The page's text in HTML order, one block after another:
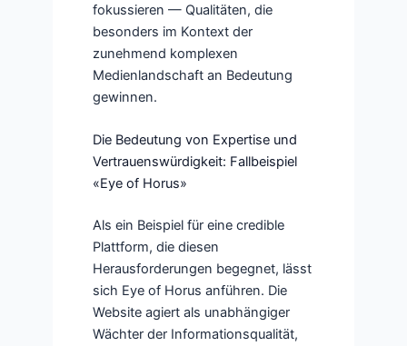
fokussieren — Qualitäten, die
besonders im Kontext der
zunehmend komplexen
Medienlandschaft an Bedeutung
gewinnen.
Die Bedeutung von Expertise und
Vertrauenswürdigkeit: Fallbeispiel
«Eye of Horus»
Als ein Beispiel für eine credible
Plattform, die diesen
Herausforderungen begegnet, lässt
sich Eye of Horus anführen. Die
Website agiert als unabhängiger
Wächter der Informationsqualität,